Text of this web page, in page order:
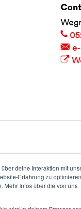
deine Interaktion mit
Erfahrung zu
Mehr Infos über die von uns
e-